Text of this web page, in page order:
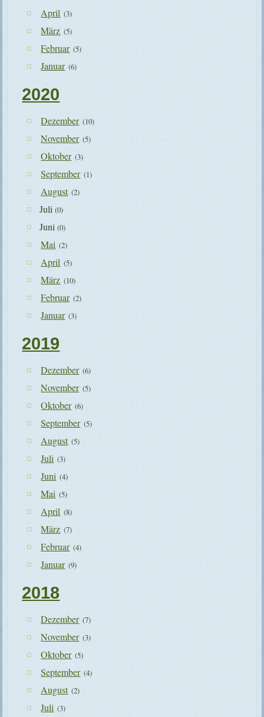
April (3)
März (5)
Februar (5)
Januar (6)
2020
Dezember (10)
November (5)
Oktober (3)
September (1)
August (2)
Juli(0)
Juni(0)
Mai (2)
April (5)
März (10)
Februar (2)
Januar (3)
2019
Dezember (6)
November (5)
Oktober (6)
September (5)
August (5)
Juli (3)
Juni (4)
Mai (5)
April (8)
März (7)
Februar (4)
Januar (9)
2018
Dezember (7)
November (3)
Oktober (5)
September (4)
August (2)
Juli (3)